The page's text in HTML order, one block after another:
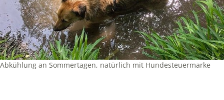
Abkühlung an Sommertagen, natürlich mit Hundesteuermarke